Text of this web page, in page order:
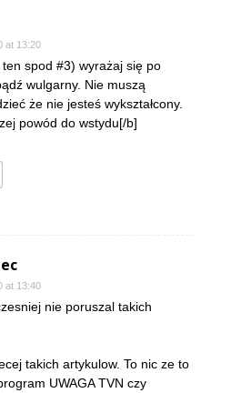
at 13:20
spod #3) wyrażaj się po
wulgarny. Nie muszą
że nie jesteś wykształcony.
powód do wstydu[/b]
at 13:40
nie poruszal takich
takich artykulow. To nic ze to
UWAGA TVN czy